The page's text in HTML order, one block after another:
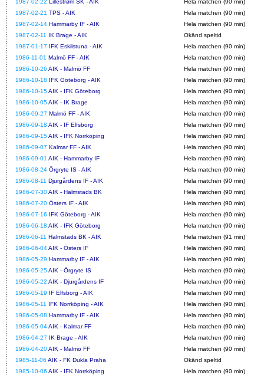
1987-02-22 Lillestrøm SK - AIK
Hela matchen (90 min)
1987-02-21 TPS - AIK
Hela matchen (90 min)
1987-02-14 Hammarby IF - AIK
Hela matchen (90 min)
1987-02-11 IK Brage - AIK
Okänd speltid
1987-01-17 IFK Eskilstuna - AIK
Hela matchen (90 min)
1986-11-01 Malmö FF - AIK
Hela matchen (90 min)
1986-10-26 AIK - Malmö FF
Hela matchen (90 min)
1986-10-18 IFK Göteborg - AIK
Hela matchen (90 min)
1986-10-15AIK - IFK Göteborg
Hela matchen (90 min)
1986-10-05AIK - IK Brage
Hela matchen (90 min)
1986-09-27 Malmö FF - AIK
Hela matchen (90 min)
1986-09-18 AIK - IF Elfsborg
Hela matchen (90 min)
1986-09-15AIK - IFK Norrköping
Hela matchen (90 min)
1986-09-07 Kalmar FF - AIK
Hela matchen (90 min)
1986-09-01 AIK - Hammarby IF
Hela matchen (90 min)
1986-08-24 Örgryte IS - AIK
Hela matchen (90 min)
1986-08-11 Djurgårdens IF - AIK
Hela matchen (90 min)
1986-07-30AIK - Halmstads BK
Hela matchen (90 min)
1986-07-20 Östers IF - AIK
Hela matchen (90 min)
1986-07-16 IFK Göteborg - AIK
Hela matchen (90 min)
1986-06-18 AIK - IFK Göteborg
Hela matchen (90 min)
1986-06-11 Halmstads BK - AIK
Hela matchen (91 min)
1986-06-04AIK - Östers IF
Hela matchen (90 min)
1986-05-29 Hammarby IF - AIK
Hela matchen (90 min)
1986-05-25AIK - Örgryte IS
Hela matchen (90 min)
1986-05-22 AIK - Djurgårdens IF
Hela matchen (90 min)
1986-05-19 IF Elfsborg - AIK
Hela matchen (90 min)
1986-05-11 IFK Norrköping - AIK
Hela matchen (90 min)
1986-05-08 Hammarby IF - AIK
Hela matchen (90 min)
1986-05-04AIK - Kalmar FF
Hela matchen (90 min)
1986-04-27 IK Brage - AIK
Hela matchen (90 min)
1986-04-20AIK - Malmö FF
Hela matchen (90 min)
1985-11-06 AIK - FK Dukla Praha
Okänd speltid
1985-10-06 AIK - IFK Norrköping
Hela matchen (90 min)